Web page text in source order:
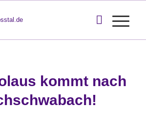
kommt nach